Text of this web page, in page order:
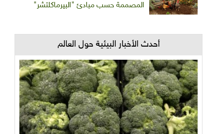
المصممة حسب مبادئ "البيرماكلتشر"
أحدث الأخبار البيئية حول العالم